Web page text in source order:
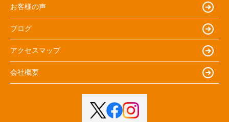
お客様の声
ブログ
アクセスマップ
会社概要